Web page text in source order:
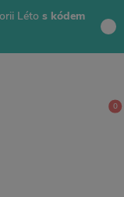
Léto s kódem
0